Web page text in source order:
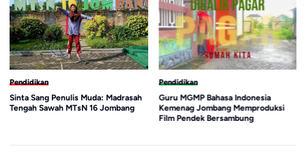
Pendidikan
Sinta Sang Penulis Muda: Madrasah
Tengah Sawah MTsN 16 Jombang
Pendidikan
Guru MGMP Bahasa Indonesia
Kemenag Jombang Memproduksi
Film Pendek Bersambung